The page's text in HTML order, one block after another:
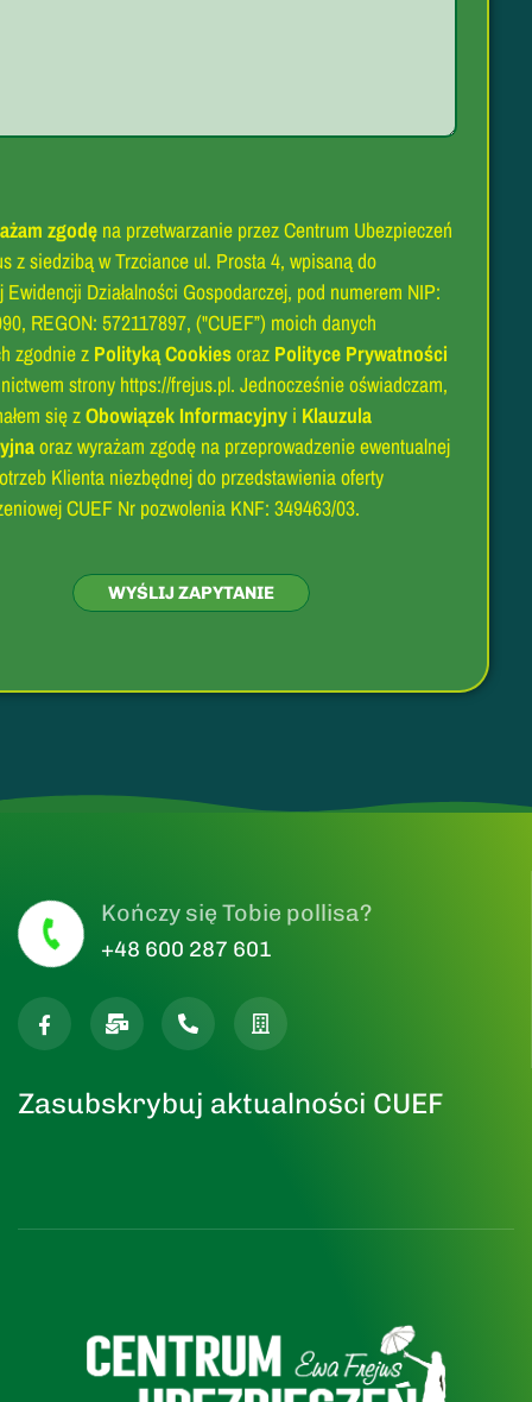
zgodęna przetwarzanie przez Centrum Ubezpieczeń
z siedzibą w Trzciance ul. Prosta 4, wpisaną do
Ewidencji Działalności Gospodarczej, pod numerem NIP:
572117897, ("CUEF”) moich danych
zgodnie z Polityką Cookiesoraz Polityce Prywatności
strony https://frejus.pl. Jednocześnie oświadczam,
się zObowiązek Informacyjnyi Klauzula
oraz wyrażam zgodę na przeprowadzenie ewentualnej
Klienta niezbędnej do przedstawienia oferty
CUEF Nr pozwolenia KNF: 349463/03.
Kończy się Tobie pollisa?
+48 600 287 601
Zasubskrybuj aktualności CUEF